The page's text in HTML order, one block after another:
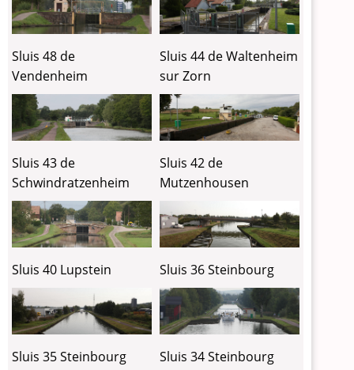
Sluis 48 de
Vendenheim
Sluis 44 de Waltenheim
sur Zorn
Sluis 43 de
Schwindratzenheim
Sluis 42 de
Mutzenhousen
Sluis 40 Lupstein Sluis 36 Steinbourg
Sluis 35 Steinbourg Sluis 34 Steinbourg